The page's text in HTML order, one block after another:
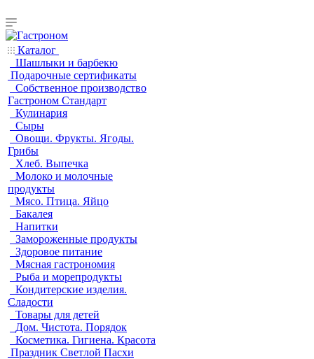
Каталог
Шашлыки и барбекю
Подарочные сертификаты
Собственное производство
Гастроном Стандарт
Кулинария
Сыры
Овощи. Фрукты. Ягоды.
Грибы
Хлеб. Выпечка
Молоко и молочные
продукты
Мясо. Птица. Яйцо
Бакалея
Напитки
Замороженные продукты
Здоровое питание
Мясная гастрономия
Рыба и морепродукты
Кондитерские изделия.
Сладости
Товары для детей
Дом. Чистота. Порядок
Косметика. Гигиена. Красота
Праздник Светлой Пасхи